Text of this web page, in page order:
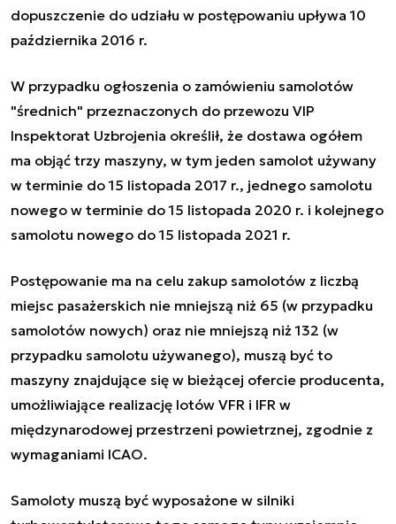
dopuszczenie do udziału w postępowaniu upływa 10
października 2016 r.
W przypadku ogłoszenia o zamówieniu samolotów
"średnich" przeznaczonych do przewozu VIP
Inspektorat Uzbrojenia określił, że dostawa ogółem
ma objąć trzy maszyny, w tym jeden samolot używany
w terminie do 15 listopada 2017 r., jednego samolotu
nowego w terminie do 15 listopada 2020 r. i kolejnego
samolotu nowego do 15 listopada 2021 r.
Postępowanie ma na celu zakup samolotów z liczbą
miejsc pasażerskich nie mniejszą niż 65 (w przypadku
samolotów nowych) oraz nie mniejszą niż 132 (w
przypadku samolotu używanego), muszą być to
maszyny znajdujące się w bieżącej ofercie producenta,
umożliwiające realizację lotów VFR i IFR w
międzynarodowej przestrzeni powietrznej, zgodnie z
wymaganiami ICAO.
Samoloty muszą być wyposażone w silniki